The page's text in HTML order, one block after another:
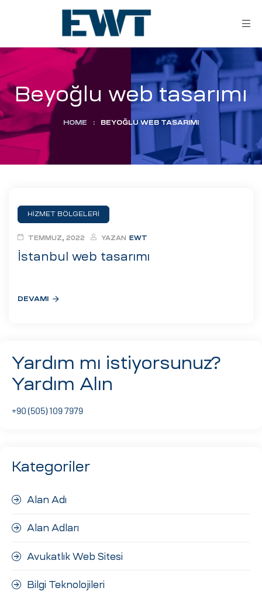
Beyoğlu web tasarımı
HOME : BEYOĞLU WEB TASARIMI
HİZMET BÖLGELERİ
İstanbul web tasarımı
TEMMUZ, 2022 YAZAN EWT
DEVAMI
Yardım mı istiyorsunuz?
Yardım Alın
+90 (505) 109 7979
Kategoriler
Alan Adı
Alan Adları
Avukatlık Web Sitesi
Bilgi Teknolojileri